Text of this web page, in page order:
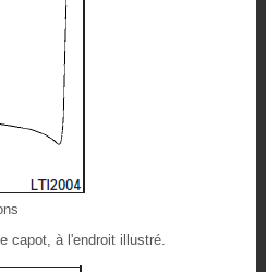
capot, à l'endroit illustré.